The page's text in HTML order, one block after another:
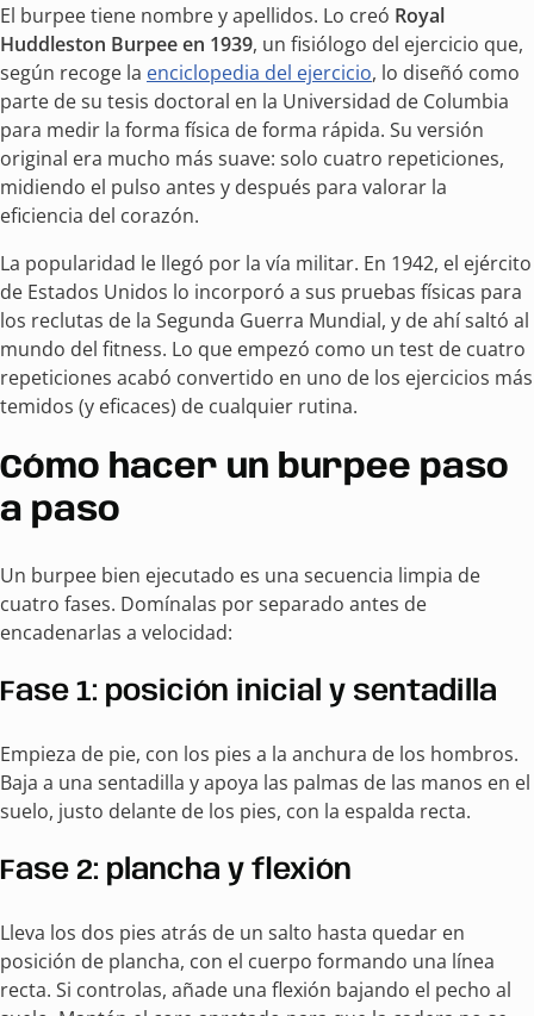
El burpee tiene nombre y apellidos. Lo creó Royal
Huddleston Burpee en 1939, un fisiólogo del ejercicio que,
según recoge la enciclopedia del ejercicio, lo diseñó como
parte de su tesis doctoral en la Universidad de Columbia
para medir la forma física de forma rápida. Su versión
original era mucho más suave: solo cuatro repeticiones,
midiendo el pulso antes y después para valorar la
eficiencia del corazón.
La popularidad le llegó por la vía militar. En 1942, el ejército
de Estados Unidos lo incorporó a sus pruebas físicas para
los reclutas de la Segunda Guerra Mundial, y de ahí saltó al
mundo del fitness. Lo que empezó como un test de cuatro
repeticiones acabó convertido en uno de los ejercicios más
temidos (y eficaces) de cualquier rutina.
Cómo hacer un burpee paso
a paso
Un burpee bien ejecutado es una secuencia limpia de
cuatro fases. Domínalas por separado antes de
encadenarlas a velocidad:
Fase 1: posición inicial y sentadilla
Empieza de pie, con los pies a la anchura de los hombros.
Baja a una sentadilla y apoya las palmas de las manos en el
suelo, justo delante de los pies, con la espalda recta.
Fase 2: plancha y flexión
Lleva los dos pies atrás de un salto hasta quedar en
posición de plancha, con el cuerpo formando una línea
recta. Si controlas, añade una flexión bajando el pecho al